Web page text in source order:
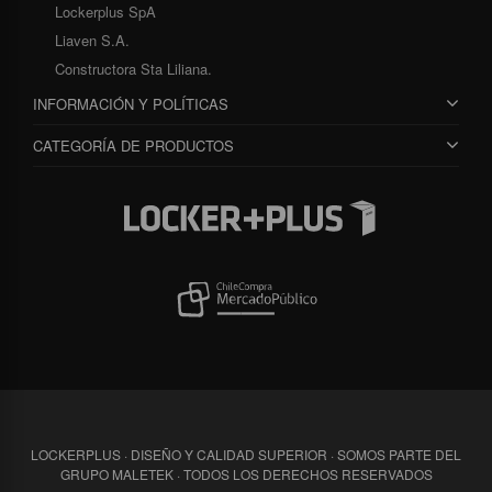
Lockerplus SpA
Liaven S.A.
Constructora Sta Liliana.
INFORMACIÓN Y POLÍTICAS
CATEGORÍA DE PRODUCTOS
LOCKERPLUS · DISEÑO Y CALIDAD SUPERIOR · SOMOS PARTE DEL
GRUPO MALETEK · TODOS LOS DERECHOS RESERVADOS